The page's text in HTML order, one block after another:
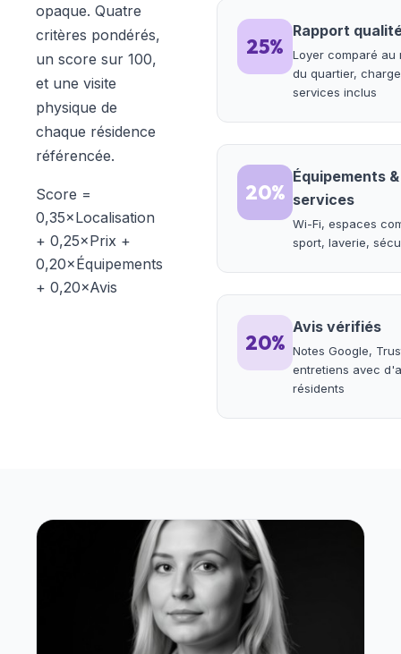
opaque. Quatre
critères pondérés,
un score sur 100,
et une visite
physique de
chaque résidence
référencée.
Score =
0,35×Localisation
+ 0,25×Prix +
0,20×Équipements
+ 0,20×Avis
25%
Rapport
Loyer comparé au
du quartier,
services inclus
20%
Équipements &
services
Wi-Fi, espaces
sport, laverie,
20%
Avis vérifiés
Notes Google,
entretiens avec
résidents